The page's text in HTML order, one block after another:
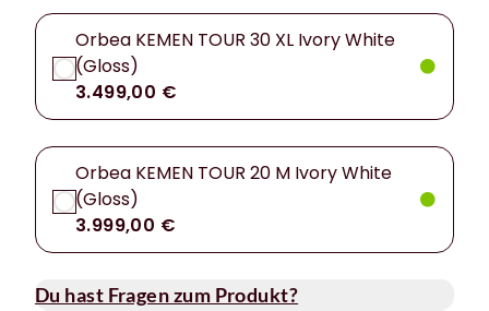
Orbea KEMEN TOUR 30 XL Ivory White
(Gloss)
3.499,00 €
Orbea KEMEN TOUR 20 M Ivory White
(Gloss)
3.999,00 €
Du hast Fragen zum Produkt?